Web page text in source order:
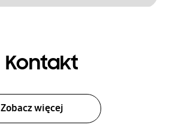
Kontakt
Zobacz więcej